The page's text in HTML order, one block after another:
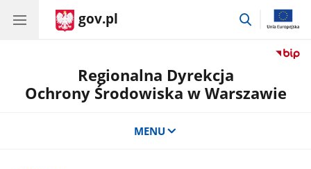
gov.pl
przejdź
Regionalna Dyrekcja
Ochrony Środowiska w Warszawie
MENU